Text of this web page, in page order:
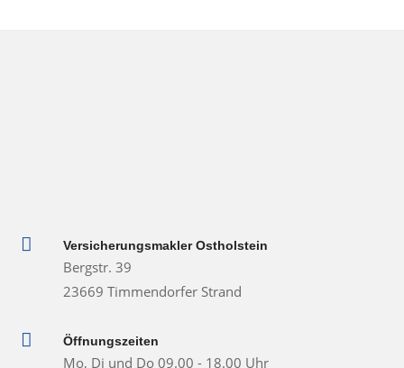
 Versicherungsmakler Ostholstein
Bergstr. 39
23669 Timmendorfer Strand
 Öffnungszeiten
Mo, Di und Do 09.00 - 18.00 Uhr